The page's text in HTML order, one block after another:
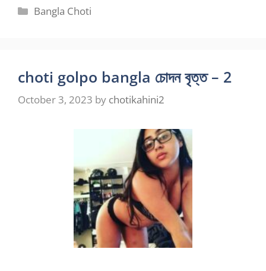
Categories
Bangla Choti
choti golpo bangla চোদন বৃত্ত – 2
October 3, 2023 by chotikahini2